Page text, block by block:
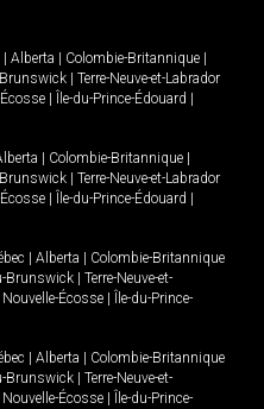
Alberta Colombie-Britannique
Terre-Neuve-et-Labrador
Île-du-Prince-Édouard
Colombie-Britannique
Terre-Neuve-et-Labrador
Île-du-Prince-Édouard
Alberta
Colombie-Britannique
Brunswick
Terre-Neuve-et-
Nouvelle-Écosse
Île-du-Prince-
Alberta
Colombie-Britannique
Brunswick
Terre-Neuve-et-
Nouvelle-Écosse
Île-du-Prince-